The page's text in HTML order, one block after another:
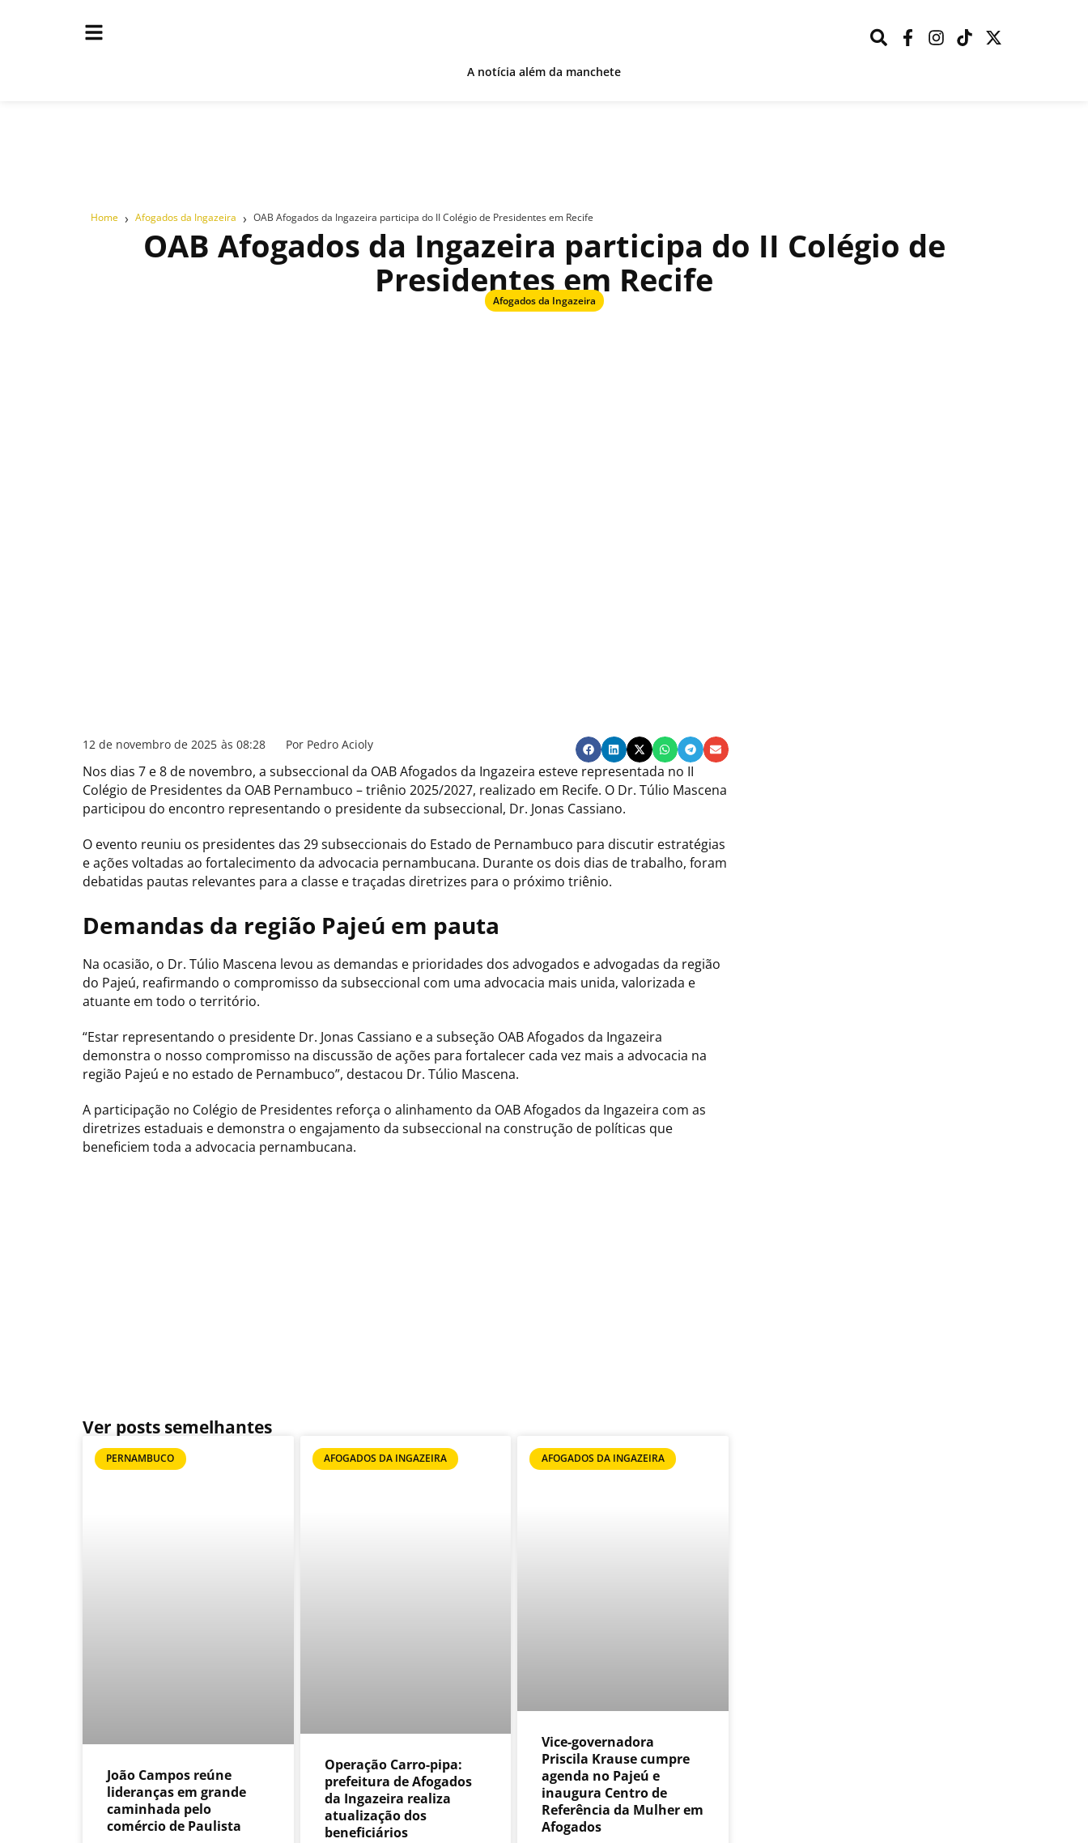
A notícia além da manchete
Home › Afogados da Ingazeira › OAB Afogados da Ingazeira participa do II Colégio de Presidentes em Recife
OAB Afogados da Ingazeira participa do II Colégio de
Presidentes em Recife
Afogados da Ingazeira
12 de novembro de 2025 às 08:28 Por Pedro Acioly
Nos dias 7 e 8 de novembro, a subseccional da OAB Afogados da Ingazeira esteve representada no II
Colégio de Presidentes da OAB Pernambuco – triênio 2025/2027, realizado em Recife. O Dr. Túlio Mascena
participou do encontro representando o presidente da subseccional, Dr. Jonas Cassiano.
O evento reuniu os presidentes das 29 subseccionais do Estado de Pernambuco para discutir estratégias
e ações voltadas ao fortalecimento da advocacia pernambucana. Durante os dois dias de trabalho, foram
debatidas pautas relevantes para a classe e traçadas diretrizes para o próximo triênio.
Demandas da região Pajeú em pauta
Na ocasião, o Dr. Túlio Mascena levou as demandas e prioridades dos advogados e advogadas da região
do Pajeú, reafirmando o compromisso da subseccional com uma advocacia mais unida, valorizada e
atuante em todo o território.
“Estar representando o presidente Dr. Jonas Cassiano e a subseção OAB Afogados da Ingazeira
demonstra o nosso compromisso na discussão de ações para fortalecer cada vez mais a advocacia na
região Pajeú e no estado de Pernambuco”, destacou Dr. Túlio Mascena.
A participação no Colégio de Presidentes reforça o alinhamento da OAB Afogados da Ingazeira com as
diretrizes estaduais e demonstra o engajamento da subseccional na construção de políticas que
beneficiem toda a advocacia pernambucana.
Ver posts semelhantes
PERNAMBUCO
João Campos reúne
lideranças em grande
caminhada pelo
comércio de Paulista
AFOGADOS DA INGAZEIRA
Operação Carro-pipa:
prefeitura de Afogados
da Ingazeira realiza
atualização dos
beneficiários
AFOGADOS DA INGAZEIRA
Vice-governadora
Priscila Krause cumpre
agenda no Pajeú e
inaugura Centro de
Referência da Mulher em
Afogados